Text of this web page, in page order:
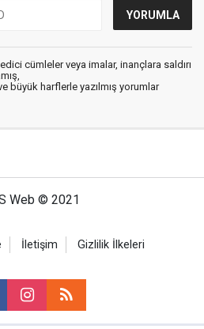
cümleler veya imalar, inançlara saldırı
büyük harflerle yazılmış yorumlar
Web © 2021
İletişim Gizlilik İlkeleri